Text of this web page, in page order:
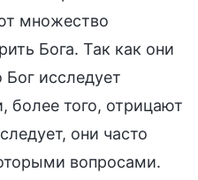
множество
Бога. Так как они
исследует
более того, отрицают
они часто
вопросами.